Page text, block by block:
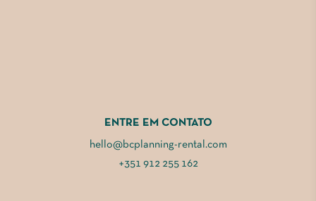
ENTRE EM CONTATO
hello@bcplanning-rental.com
+351 912 255 162